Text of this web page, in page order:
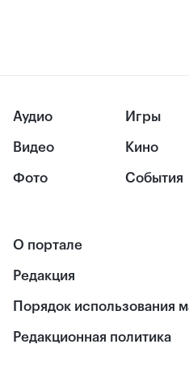
Аудио
Видео
Фото
Игры
Кино
События
О портале
Редакция
Порядок использования
Редакционная политика